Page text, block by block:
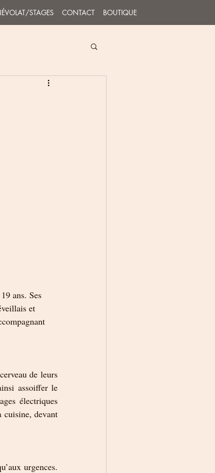
STAGES CONTACT BOUTIQUE
ans. Ses
et
de leurs
assoiffer le
électriques
cuisine, devant
urgences.